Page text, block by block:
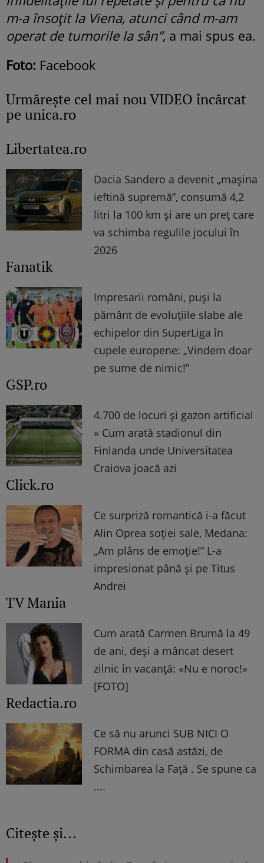
m-a însoțit la Viena, atunci când m-am
operat de tumorile la sân”, a mai spus ea.
Foto: Facebook
Urmăreşte cel mai nou VIDEO încărcat
pe unica.ro
Libertatea.ro
Dacia Sandero a devenit „mașina
ieftină supremă”, consumă 4,2
litri la 100 km și are un preț care
va schimba regulile jocului în
2026
Fanatik
Impresarii români, puși la
pământ de evoluțiile slabe ale
echipelor din SuperLiga în
cupele europene: „Vindem doar
pe sume de nimic!”
GSP.ro
4.700 de locuri și gazon artificial
» Cum arată stadionul din
Finlanda unde Universitatea
Craiova joacă azi
Click.ro
Ce surpriză romantică i-a făcut
Alin Oprea soției sale, Medana:
„Am plâns de emoție!” L-a
impresionat până și pe Titus
Andrei
TV Mania
Cum arată Carmen Brumă la 49
de ani, deși a mâncat desert
zilnic în vacanță: «Nu e noroc!»
[FOTO]
Redactia.ro
Ce să nu arunci SUB NICI O
FORMA din casă astăzi, de
Schimbarea la Față . Se spune ca
....
Citește și...